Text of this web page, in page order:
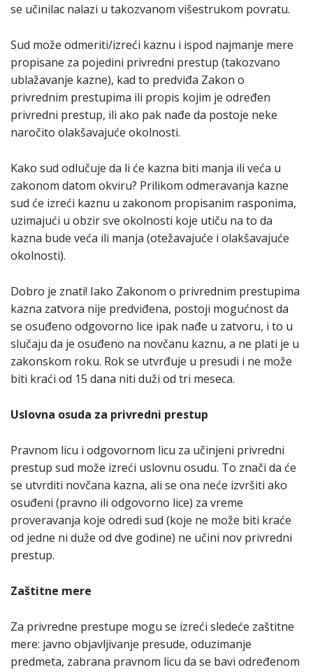
se učinilac nalazi u takozvanom višestrukom povratu.
Sud može odmeriti/izreći kaznu i ispod najmanje mere
propisane za pojedini privredni prestup (takozvano
ublažavanje kazne), kad to predviđa Zakon o
privrednim prestupima ili propis kojim je određen
privredni prestup, ili ako pak nađe da postoje neke
naročito olakšavajuće okolnosti.
Kako sud odlučuje da li će kazna biti manja ili veća u
zakonom datom okviru? Prilikom odmeravanja kazne
sud će izreći kaznu u zakonom propisanim rasponima,
uzimajući u obzir sve okolnosti koje utiču na to da
kazna bude veća ili manja (otežavajuće i olakšavajuće
okolnosti).
Dobro je znati! Iako Zakonom o privrednim prestupima
kazna zatvora nije predviđena, postoji mogućnost da
se osuđeno odgovorno lice ipak nađe u zatvoru, i to u
slučaju da je osuđeno na novčanu kaznu, a ne plati je u
zakonskom roku. Rok se utvrđuje u presudi i ne može
biti kraći od 15 dana niti duži od tri meseca.
Uslovna osuda za privredni prestup
Pravnom licu i odgovornom licu za učinjeni privredni
prestup sud može izreći uslovnu osudu. To znači da će
se utvrditi novčana kazna, ali se ona neće izvršiti ako
osuđeni (pravno ili odgovorno lice) za vreme
proveravanja koje odredi sud (koje ne može biti kraće
od jedne ni duže od dve godine) ne učini nov privredni
prestup.
Zaštitne mere
Za privredne prestupe mogu se izreći sledeće zaštitne
mere: javno objavljivanje presude, oduzimanje
predmeta, zabrana pravnom licu da se bavi određenom